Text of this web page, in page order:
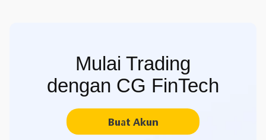
Mulai Trading
dengan CG FinTech
Buat Akun